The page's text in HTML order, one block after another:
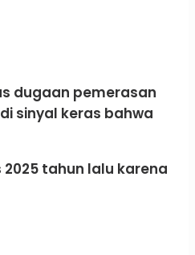
dugaan pemerasan
sinyal keras bahwa
tahun lalu karena